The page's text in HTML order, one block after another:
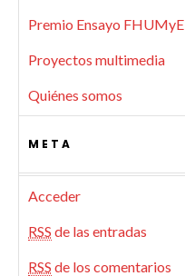
Premio Ensayo FHUMyE
Proyectos multimedia
Quiénes somos
META
Acceder
RSS de las entradas
RSS de los comentarios